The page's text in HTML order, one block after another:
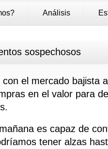
Análisis
sospechosos
el mercado bajista
en el valor para
es capaz de
tener alzas